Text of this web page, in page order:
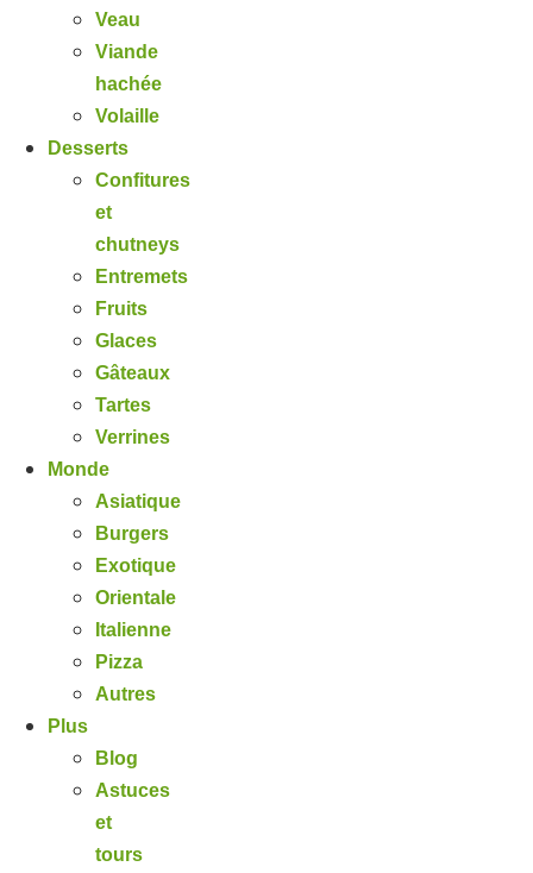
Veau
Viande
hachée
Volaille
Desserts
Confitures
et
chutneys
Entremets
Fruits
Glaces
Gâteaux
Tartes
Verrines
Monde
Asiatique
Burgers
Exotique
Orientale
Italienne
Pizza
Autres
Plus
Blog
Astuces
et
tours